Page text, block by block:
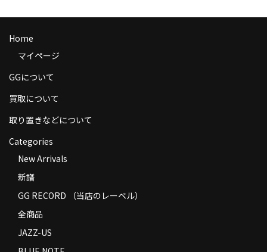
Help
送料
お支払い方法
返品
コンディション
特定商取引法に基づく表示
Contact
Home
マイページ
GGについて
買取について
取り置きなどについて
Categories
New Arrivals
新譜
GG RECORD （当店のレーベル）
全商品
JAZZ-US